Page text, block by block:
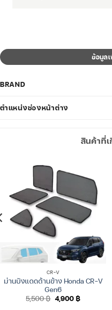
ข้อมูล
BRAND
ตำแหน่งช่องหน้าต่าง
สินค้าที่
CR-V
ม่านบังแดดด้านข้าง Honda CR-V
Gen6
5,500฿ Original
price
4,900 ฿Current
price